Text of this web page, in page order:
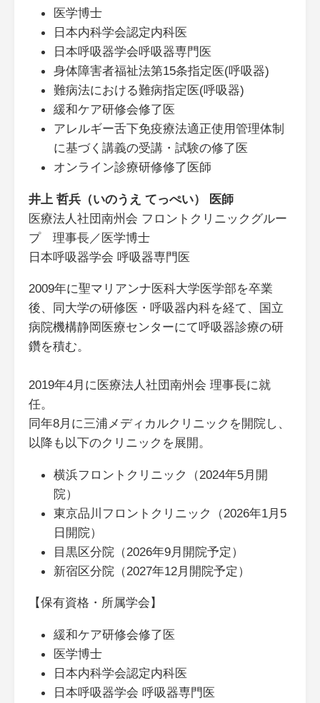
医学博士
日本内科学会認定内科医
日本呼吸器学会呼吸器専門医
身体障害者福祉法第15条指定医(呼吸器)
難病法における難病指定医(呼吸器)
緩和ケア研修会修了医
アレルギー舌下免疫療法適正使用管理体制
に基づく講義の受講・試験の修了医
オンライン診療研修修了医師
井上 哲兵（いのうえ てっぺい） 医師
医療法人社団南州会 フロントクリニックグルー
プ 理事長／医学博士
日本呼吸器学会 呼吸器専門医
2009年に聖マリアンナ医科大学医学部を卒業
後、同大学の研修医・呼吸器内科を経て、国立
病院機構静岡医療センターにて呼吸器診療の研
鑽を積む。
2019年4月に医療法人社団南州会 理事長に就
任。
同年8月に三浦メディカルクリニックを開院し、
以降も以下のクリニックを展開。
横浜フロントクリニック（2024年5月開
院）
東京品川フロントクリニック（2026年1月5
日開院）
目黒区分院（2026年9月開院予定）
新宿区分院（2027年12月開院予定）
【保有資格・所属学会】
緩和ケア研修会修了医
医学博士
日本内科学会認定内科医
日本呼吸器学会 呼吸器専門医